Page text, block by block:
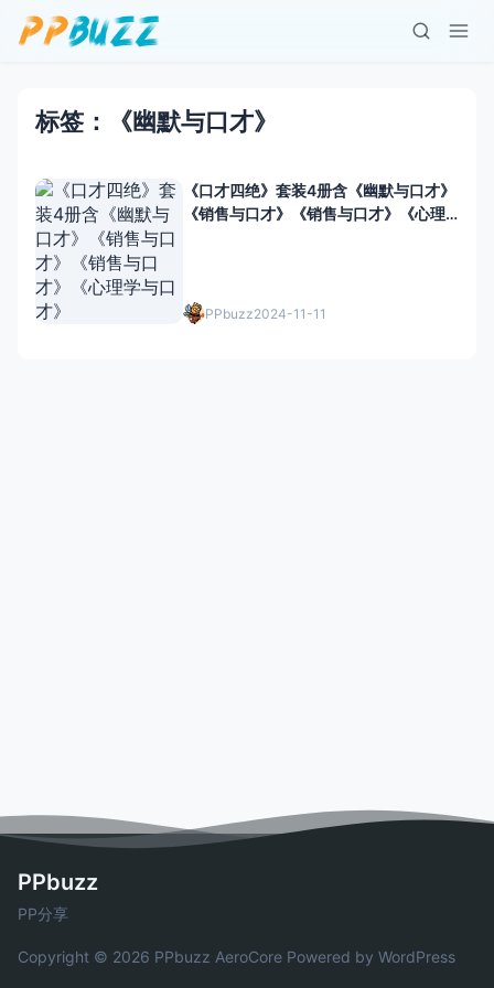
标签：《幽默与口才》
《口才四绝》套装4册含《幽默与口才》
《销售与口才》《销售与口才》《心理
PPbuzz2024-11-11
PPbuzz
PP分享
Copyright © 2026 PPbuzz AeroCore Powered by WordPress